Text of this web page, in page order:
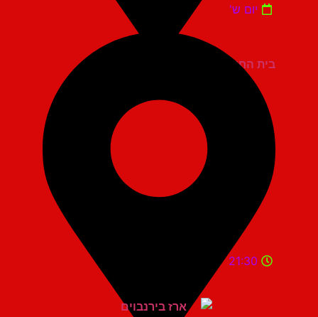
בית החייל תל אביב
יום ש'
21:30